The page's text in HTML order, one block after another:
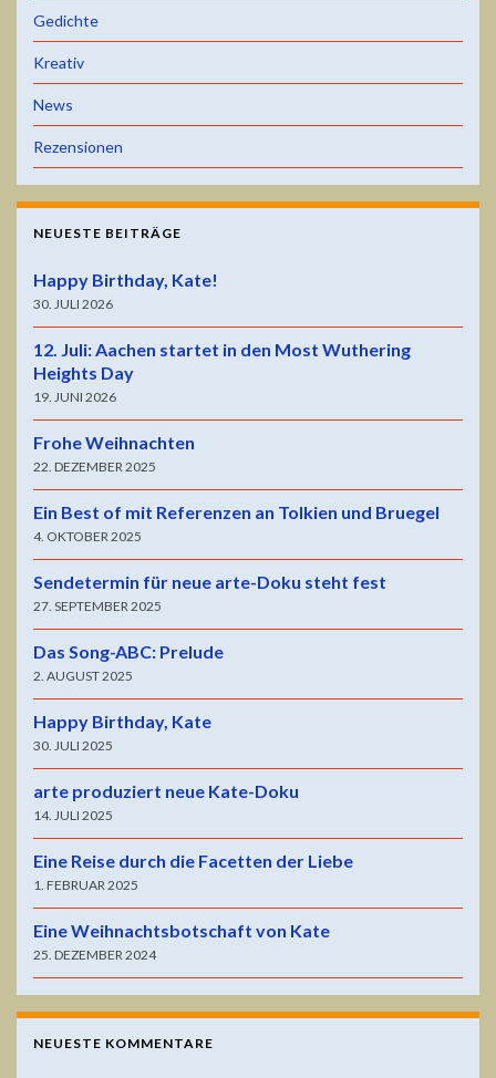
Gedichte
Kreativ
News
Rezensionen
NEUESTE BEITRÄGE
Happy Birthday, Kate!
30. JULI 2026
12. Juli: Aachen startet in den Most Wuthering
Heights Day
19. JUNI 2026
Frohe Weihnachten
22. DEZEMBER 2025
Ein Best of mit Referenzen an Tolkien und Bruegel
4. OKTOBER 2025
Sendetermin für neue arte-Doku steht fest
27. SEPTEMBER 2025
Das Song-ABC: Prelude
2. AUGUST 2025
Happy Birthday, Kate
30. JULI 2025
arte produziert neue Kate-Doku
14. JULI 2025
Eine Reise durch die Facetten der Liebe
1. FEBRUAR 2025
Eine Weihnachtsbotschaft von Kate
25. DEZEMBER 2024
NEUESTE KOMMENTARE